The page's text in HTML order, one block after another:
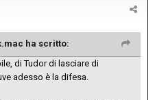
ha scritto:
di Tudor di lasciare di
adesso è la difesa.